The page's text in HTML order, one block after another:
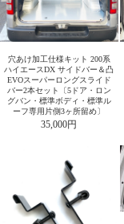
穴あけ加工仕様キット 200系
ハイエースDX サイドバー＆凸
EVOスーパーロングスライド
バー2本セット〔5ドア・ロン
グバン・標準ボディ・標準ル
ーフ専用片側3ヶ所留め〕
35,000円